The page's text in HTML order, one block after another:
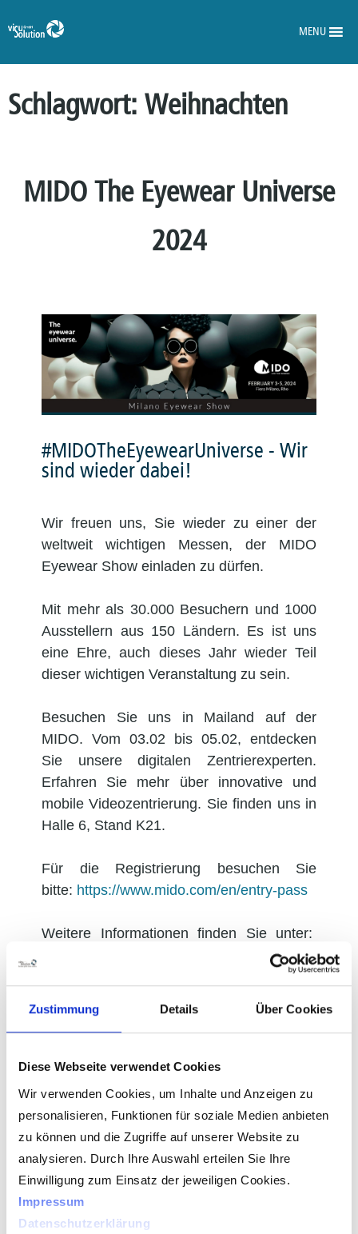
Zustimmung Details Über Cookies
Diese Webseite verwendet Cookies
Wir verwenden Cookies, um Inhalte und Anzeigen zu
personalisieren, Funktionen für soziale Medien anbieten
zu können und die Zugriffe auf unserer Website zu
analysieren. Durch Ihre Auswahl erteilen Sie Ihre
Einwilligung zum Einsatz der jeweiligen Cookies.
Impressum
Datenschutzerklärung
MENU
Schlagwort: Weihnachten
MIDO The Eyewear Universe
2024
#MIDOTheEyewearUniverse - Wir
sind wieder dabei!
Wir freuen uns, Sie wieder zu einer der
weltweit wichtigen Messen, der MIDO
Eyewear Show einladen zu dürfen.
Mit mehr als 30.000 Besuchern und 1000
Ausstellern aus 150 Ländern. Es ist uns
eine Ehre, auch dieses Jahr wieder Teil
dieser wichtigen Veranstaltung zu sein.
Besuchen Sie uns in Mailand auf der
MIDO. Vom 03.02 bis 05.02, entdecken
Sie unsere digitalen Zentrierexperten.
Erfahren Sie mehr über innovative und
mobile Videozentrierung. Sie finden uns in
Halle 6, Stand K21.
Für die Registrierung besuchen Sie
bitte: https://www.mido.com/en/entry-pass
Weitere Informationen finden Sie unter:
2023:
Frohe Weihnachten